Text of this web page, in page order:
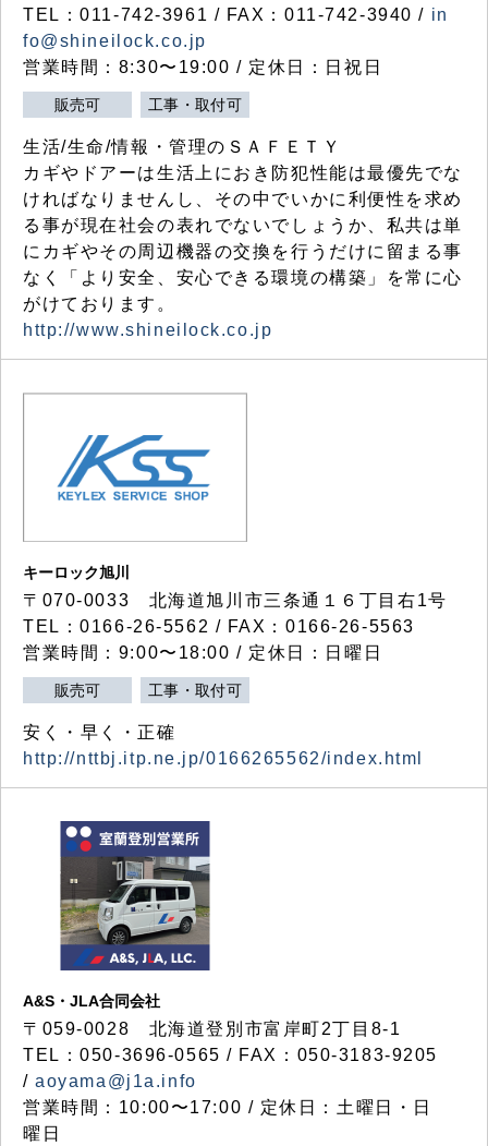
TEL：011-742-3961 / FAX：011-742-3940 / in
fo@shineilock.co.jp
営業時間：8:30〜19:00 / 定休日：日祝日
販売可 工事・取付可
生活/生命/情報・管理のＳＡＦＥＴＹ
カギやドアーは生活上におき防犯性能は最優先でな
ければなりませんし、その中でいかに利便性を求め
る事が現在社会の表れでないでしょうか、私共は単
にカギやその周辺機器の交換を行うだけに留まる事
なく「より安全、安心できる環境の構築」を常に心
がけております。
http://www.shineilock.co.jp
キーロック旭川
〒070-0033 北海道旭川市三条通１６丁目右1号
TEL：0166-26-5562 / FAX：0166-26-5563
営業時間：9:00〜18:00 / 定休日：日曜日
販売可 工事・取付可
安く・早く・正確
http://nttbj.itp.ne.jp/0166265562/index.html
A&S・JLA合同会社
〒 059-0028 北海道登別市富岸町2丁目 8-1
TEL：050-3696-0565 / FAX：050-3183-9205
/aoyama@j1a.info
営業時間：10:00〜17:00 / 定休日：土曜日・日
曜日